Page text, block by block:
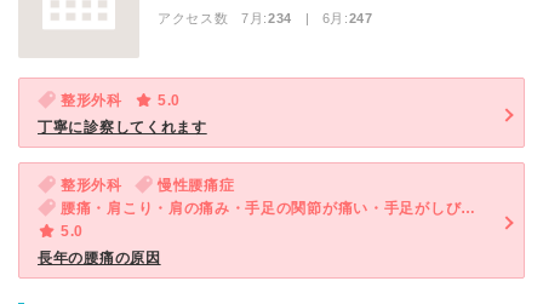
アクセス数 7月:234 | 6月:247
整形外科
5.0
丁寧に診察してくれます
整形外科
慢性腰痛症
腰痛・肩こり・肩の痛み・手足の関節が痛い・手足がしびれる
5.0
長年の腰痛の原因